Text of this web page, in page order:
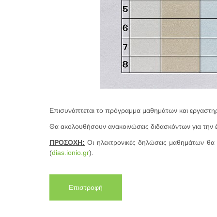
Επισυνάπτεται το πρόγραμμα μαθημάτων και
Θα ακολουθήσουν ανακοινώσεις διδασκόντων για
ΠΡΟΣΟΧΗ: Οι ηλεκτρονικές δηλώσεις μαθημάτων
(dias.ionio.gr).
Επιστροφή